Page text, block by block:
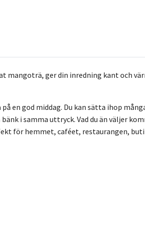
ger din inredning kant och
en god middag. Du kan sätta ihop
i samma uttryck. Vad du än väljer
för hemmet, caféet, restaurangen,